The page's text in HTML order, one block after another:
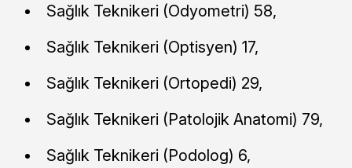
Sağlık Teknikeri (Odyometri) 58,
Sağlık Teknikeri (Optisyen) 17,
Sağlık Teknikeri (Ortopedi) 29,
Sağlık Teknikeri (Patolojik Anatomi) 79,
Sağlık Teknikeri (Podolog) 6,